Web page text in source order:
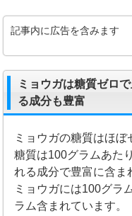
記事内に広告を含みます
ミョウガは糖質ゼロ
る成分も豊富
ミョウガの糖質はほ
糖質は100グラムあた
れる成分で豊富に含ま
ミョウガには100グラ
ラム含まれています。